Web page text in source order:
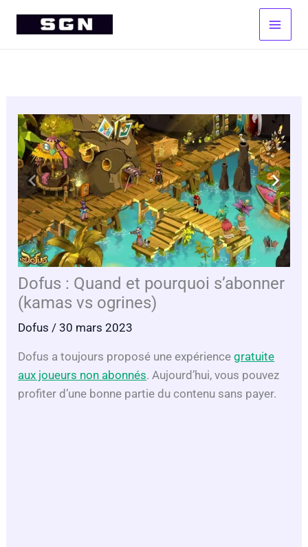
Dofus : Quand et pourquoi s’abonner
(kamas vs ogrines)
Dofus / 30 mars 2023
Dofus a toujours proposé une expériencegratuite
aux joueurs non abonnés. Aujourd’hui, vous pouvez
profiter d’une bonne partie du contenu sans payer.